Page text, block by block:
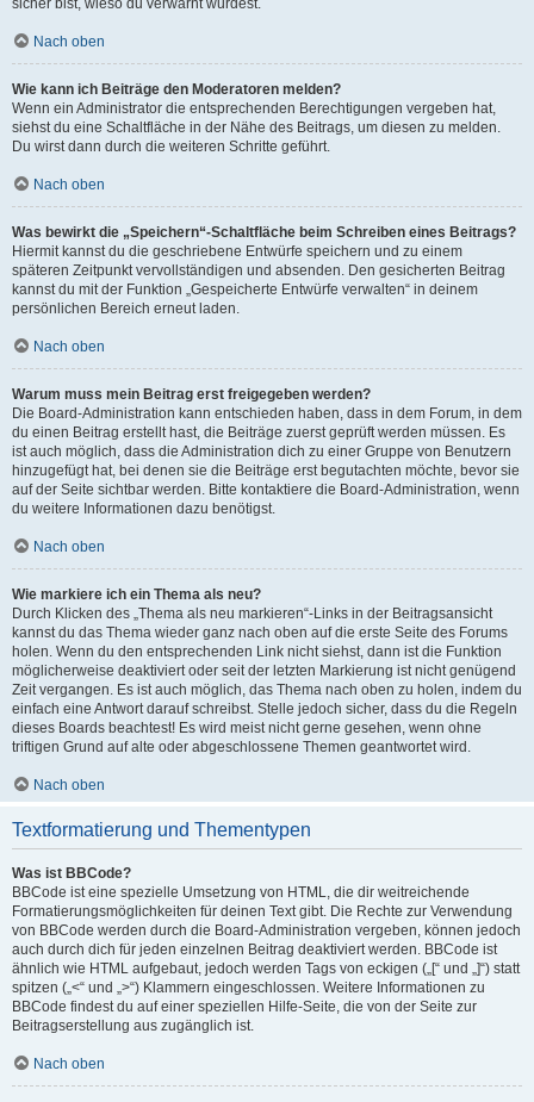
sicher bist, wieso du verwarnt wurdest.
Nach oben
Wie kann ich Beiträge den Moderatoren melden?
Wenn ein Administrator die entsprechenden Berechtigungen vergeben hat,
siehst du eine Schaltfläche in der Nähe des Beitrags, um diesen zu melden.
Du wirst dann durch die weiteren Schritte geführt.
Nach oben
Was bewirkt die „Speichern“-Schaltfläche beim Schreiben eines Beitrags?
Hiermit kannst du die geschriebene Entwürfe speichern und zu einem
späteren Zeitpunkt vervollständigen und absenden. Den gesicherten Beitrag
kannst du mit der Funktion „Gespeicherte Entwürfe verwalten“ in deinem
persönlichen Bereich erneut laden.
Nach oben
Warum muss mein Beitrag erst freigegeben werden?
Die Board-Administration kann entschieden haben, dass in dem Forum, in dem
du einen Beitrag erstellt hast, die Beiträge zuerst geprüft werden müssen. Es
ist auch möglich, dass die Administration dich zu einer Gruppe von Benutzern
hinzugefügt hat, bei denen sie die Beiträge erst begutachten möchte, bevor sie
auf der Seite sichtbar werden. Bitte kontaktiere die Board-Administration, wenn
du weitere Informationen dazu benötigst.
Nach oben
Wie markiere ich ein Thema als neu?
Durch Klicken des „Thema als neu markieren“-Links in der Beitragsansicht
kannst du das Thema wieder ganz nach oben auf die erste Seite des Forums
holen. Wenn du den entsprechenden Link nicht siehst, dann ist die Funktion
möglicherweise deaktiviert oder seit der letzten Markierung ist nicht genügend
Zeit vergangen. Es ist auch möglich, das Thema nach oben zu holen, indem du
einfach eine Antwort darauf schreibst. Stelle jedoch sicher, dass du die Regeln
dieses Boards beachtest! Es wird meist nicht gerne gesehen, wenn ohne
triftigen Grund auf alte oder abgeschlossene Themen geantwortet wird.
Nach oben
Textformatierung und Thementypen
Was ist BBCode?
BBCode ist eine spezielle Umsetzung von HTML, die dir weitreichende
Formatierungsmöglichkeiten für deinen Text gibt. Die Rechte zur Verwendung
von BBCode werden durch die Board-Administration vergeben, können jedoch
auch durch dich für jeden einzelnen Beitrag deaktiviert werden. BBCode ist
ähnlich wie HTML aufgebaut, jedoch werden Tags von eckigen („[“ und „]“) statt
spitzen („<“ und „>“) Klammern eingeschlossen. Weitere Informationen zu
BBCode findest du auf einer speziellen Hilfe-Seite, die von der Seite zur
Beitragserstellung aus zugänglich ist.
Nach oben